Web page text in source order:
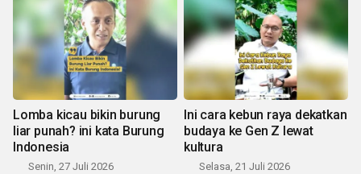
Lomba kicau bikin burung
liar punah? ini kata Burung
Indonesia
Senin, 27 Juli 2026
Ini cara kebun raya dekatkan
budaya ke Gen Z lewat
kultura
Selasa, 21 Juli 2026